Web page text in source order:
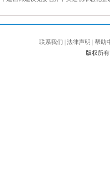
联系我们 法律声明
帮助
版权所